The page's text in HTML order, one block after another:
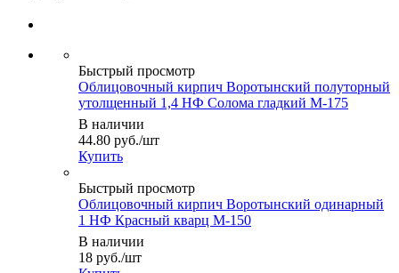
Быстрый просмотр
Облицовочный кирпич Воротынский полуторный
утолщенный 1,4 НФ Солома гладкий М-175
В наличии
44.80 руб./шт
Купить
Быстрый просмотр
Облицовочный кирпич Воротынский одинарный
1 НФ Красный кварц М-150
В наличии
18 руб./шт